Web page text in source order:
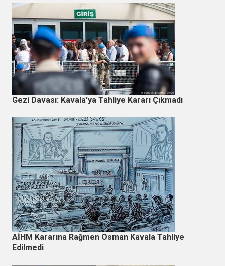
Gezi Davası: Kavala'ya Tahliye Kararı Çıkmadı
AİHM Kararına Rağmen Osman Kavala Tahliye
Edilmedi